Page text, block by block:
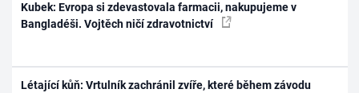
Kubek: Evropa si zdevastovala farmacii, nakupujeme v
Bangladéši. Vojtěch ničí zdravotnictví
Létající kůň: Vrtulník zachránil zvíře, které během závodu